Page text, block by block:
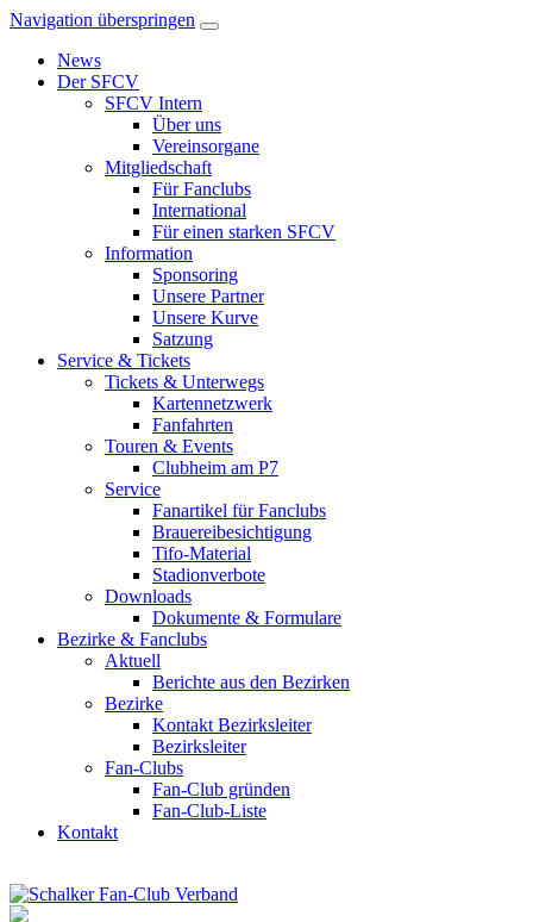
Navigation überspringen
News
Der SFCV
SFCV Intern
Über uns
Vereinsorgane
Mitgliedschaft
Für Fanclubs
International
Für einen starken SFCV
Information
Sponsoring
Unsere Partner
Unsere Kurve
Satzung
Service & Tickets
Tickets & Unterwegs
Kartennetzwerk
Fanfahrten
Touren & Events
Clubheim am P7
Service
Fanartikel für Fanclubs
Brauereibesichtigung
Tifo-Material
Stadionverbote
Downloads
Dokumente & Formulare
Bezirke & Fanclubs
Aktuell
Berichte aus den Bezirken
Bezirke
Kontakt Bezirksleiter
Bezirksleiter
Fan-Clubs
Fan-Club gründen
Fan-Club-Liste
Kontakt